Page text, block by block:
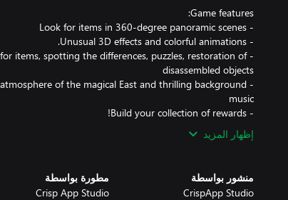
items, spotting the differences, puzzles, restoration of
of the magical East and thrilling background
- Build your collection of rewards!
إظهار المزيد
منشور بواسطة
CrispApp Studio
مطورة بواسطة
Crisp App Studio